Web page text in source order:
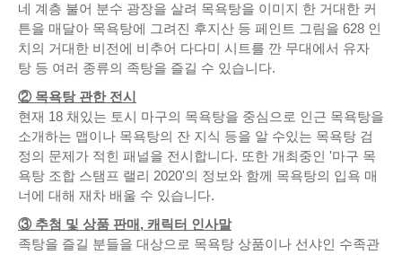
네 계층 불어 분수 광장을 살려 목욕탕을 이미지 한 거대한 커
튼을 매달아 목욕탕에 그려진 후지산 등 페인트 그림을 628 인
치의 거대한 비전에 비추어 다다미 시트를 깐 무대에서 유자
탕 등 여러 종류의 족탕을 즐길 수 있습니다.
② 목욕탕 관한 전시
현재 18 채있는 토시 마구의 목욕탕을 중심으로 인근 목욕탕을
소개하는 맵이나 목욕탕의 잔 지식 등을 알 수있는 목욕탕 검
정의 문제가 적힌 패널을 전시합니다. 또한 개최중인 '마구 목
욕탕 조합 스탬프 랠리 2020'의 정보와 함께 목욕탕의 입욕 매
너에 대해 재차 배울 수 있습니다.
③ 추첨 및 상품 판매, 캐릭터 인사말
족탕을 즐길 분들을 대상으로 목욕탕 상품이나 선샤인 수족관